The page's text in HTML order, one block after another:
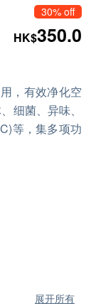
30% off
HK$350.0
，有效净化空
细菌、异味、
等，集多项功
展开所有